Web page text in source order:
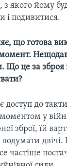
з якого йому
і подивитися.
що готова
Що це за
доступ до
у
зброї, їй
подумати
частіше